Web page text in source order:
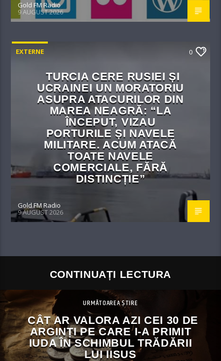
Gold FM Radio
9 AUGUST 2026
EXTERNE 0
TURCIA CERE RUSIEI ȘI
UCRAINEI UN MORATORIU
ASUPRA ATACURILOR DIN
MAREA NEAGRĂ: “LA
ÎNCEPUT, VIZAU
PORTURILE ȘI NAVELE
MILITARE. ACUM ATACĂ
TOATE NAVELE
COMERCIALE, FĂRĂ
DISTINCȚIE”
Gold FM Radio
9 AUGUST 2026
CONTINUAȚI LECTURA
URMĂTOAREA ȘTIRE
CÂT AR VALORA AZI CEI 30 DE
ARGINȚI PE CARE I-A PRIMIT
IUDA ÎN SCHIMBUL TRĂDĂRII
LUI IISUS